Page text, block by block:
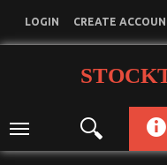
content
LOGIN CREATE
Toggle
navigation